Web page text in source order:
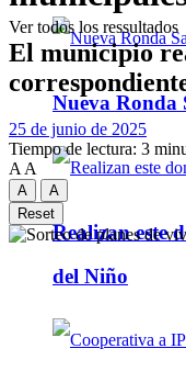
Nueva Ronda
Realizan este
del Niño
Ver todos los ressultados
El municipio
25 de junio de 2025
Tiempo de lectura: 3
A A
A
A
Reset